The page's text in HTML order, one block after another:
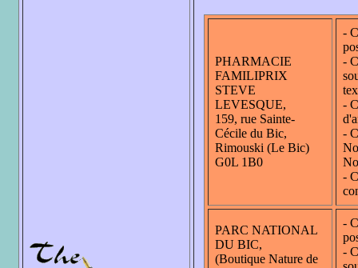
PHARMACIE
FAMILIPRIX
STEVE
LEVESQUE,
159, rue Sainte-
Cécile du Bic,
Rimouski (Le Bic)
G0L 1B0
-
-
-
-
-
PARC NATIONAL
DU BIC,
(Boutique Nature de
-
-